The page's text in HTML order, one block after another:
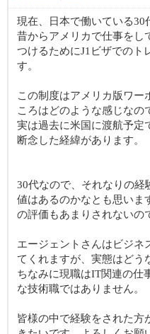
現在、日本で働いている30
昔からアメリカで仕事をし
つけるためにJ1ビザでのト
す。
この制度はアメリカ版ワー
ころはどのような感じなの
実は過去に米国に渡航予定
断念した経緯があります。
30代なので、それなりの経
値はあるのかなとも思いま
の評価もあまりされないの
エージェントさんはビジネ
てくれますが、実態はどう
ちなみに現職はIT関連の仕
な技術職ではありません。
皆様の中で経験をされた方